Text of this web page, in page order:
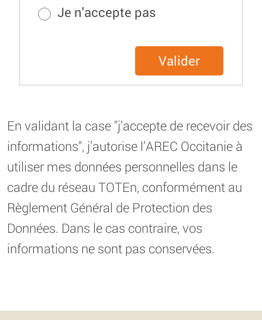
Je n'accepte pas
Valider
En validant la case "j’accepte de recevoir des
informations", j’autorise l’AREC Occitanie à
utiliser mes données personnelles dans le
cadre du réseau TOTEn, conformément au
Règlement Général de Protection des
Données. Dans le cas contraire, vos
informations ne sont pas conservées.